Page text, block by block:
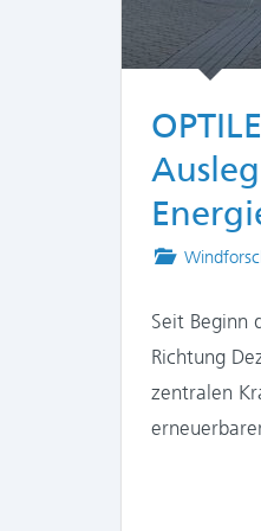
Posted
Seit Beginn
Richtung
zentralen